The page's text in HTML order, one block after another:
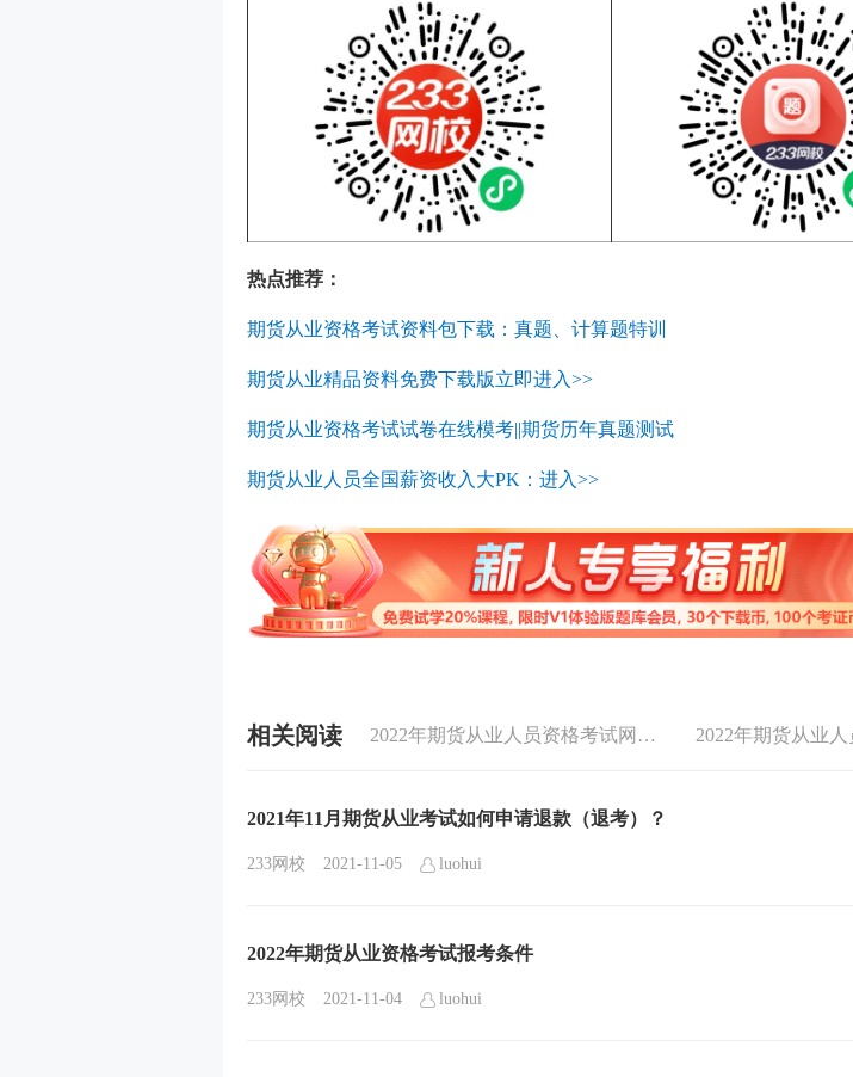
热点推荐：
期货从业资格考试资料包下载：真题、计算题特训
期货从业精品资料免费下载版立即进入>>
期货从业资格考试试卷在线模考||期货历年真题测试
期货从业人员全国薪资收入大PK：进入>>
相关阅读 2022年期货从业人员资格考试网上报名入口
2021年11月期货从业考试如何申请退款（退考）？
233网校 2021-11-05 luohui
2022年期货从业资格考试报考条件
233网校 2021-11-04 luohui